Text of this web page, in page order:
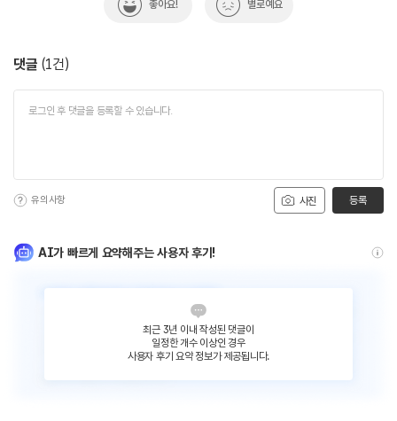
좋아요! 별로예요
댓글 (1건)
사진
유의사항 등록
AI가 빠르게 요약해주는 사용자 후기!
최근 3년 이내 작성된 댓글이
일정한 개수 이상인 경우
사용자 후기 요약 정보가 제공됩니다.